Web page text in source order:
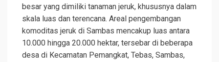
besar yang dimiliki tanaman jeruk, khususnya dalam
skala luas dan terencana. Areal pengembangan
komoditas jeruk di Sambas mencakup luas antara
10.000 hingga 20.000 hektar, tersebar di beberapa
desa di Kecamatan Pemangkat, Tebas, Sambas,